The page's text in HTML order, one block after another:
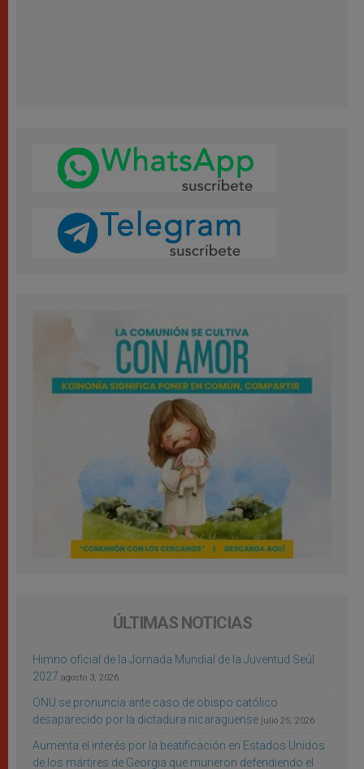
ÚLTIMAS NOTICIAS
Himno oficial de la Jornada Mundial de la Juventud Seúl
2027 agosto 3, 2026
ONU se pronuncia ante caso de obispo católico
desaparecido por la dictadura nicaragüense julio 25, 2026
Aumenta el interés por la beatificación en Estados Unidos
de los mártires de Georgia que murieron defendiendo el